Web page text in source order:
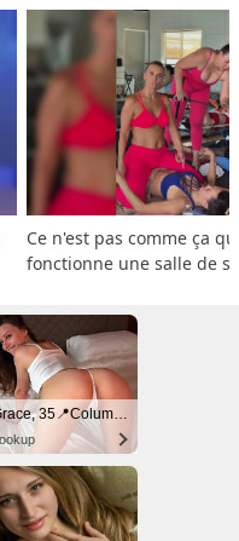
Ce n'est pas comme ça
fonctionne une salle de